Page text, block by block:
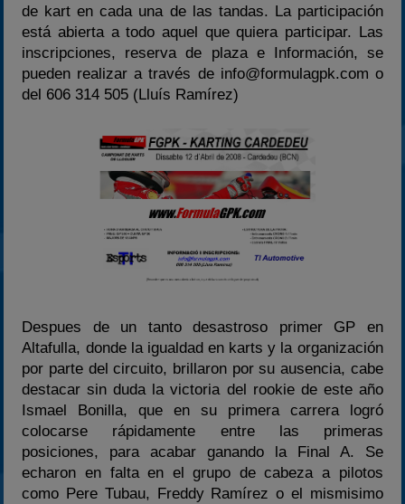
2025
Estadísticas
Preguntas Frecuentes
de kart en cada una de las tandas. La participación
está abierta a todo aquel que quiera participar. Las
inscripciones, reserva de plaza e Información, se
pueden realizar a través de info@formulagpk.com o
del 606 314 505 (Lluís Ramírez)
Despues de un tanto desastroso primer GP en
Altafulla, donde la igualdad en karts y la organización
por parte del circuito, brillaron por su ausencia, cabe
destacar sin duda la victoria del rookie de este año
Ismael Bonilla, que en su primera carrera logró
colocarse rápidamente entre las primeras
posiciones, para acabar ganando la Final A. Se
echaron en falta en el grupo de cabeza a pilotos
como Pere Tubau, Freddy Ramírez o el mismisimo